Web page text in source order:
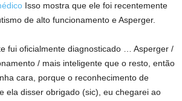
Isso mostra que ele foi recentemente
de alto funcionamento e Asperger.
fui oficialmente diagnosticado … Asperger /
/ mais inteligente que o resto, então
cara, porque o reconhecimento de
ela disser obrigado (sic), eu chegarei ao